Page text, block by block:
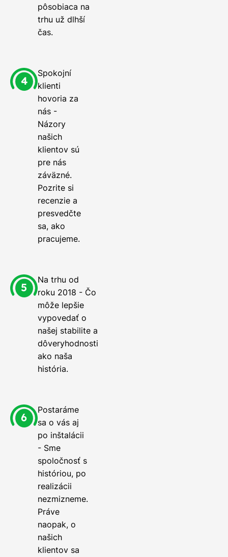
pôsobiaca na
trhu už dlhší
čas.
Spokojní
klienti
hovoria za
nás -
Názory
našich
klientov sú
pre nás
záväzné.
Pozrite si
recenzie a
presvedčte
sa, ako
pracujeme.
Na trhu od
roku 2018 - Čo
môže lepšie
vypovedať o
našej stabilite a
dôveryhodnosti
ako naša
história.
Postaráme
sa o vás aj
po inštalácii
- Sme
spoločnosť s
históriou, po
realizácii
nezmizneme.
Práve
naopak, o
našich
klientov sa